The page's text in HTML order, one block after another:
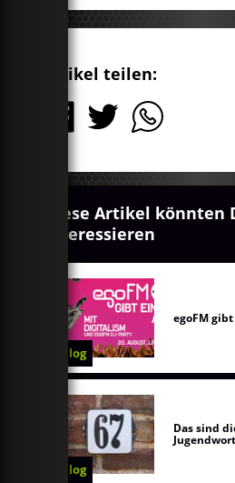
Artikel teilen:
Diese Artikel könnten
interessieren
Blog
egoFM
Blog
Das sind